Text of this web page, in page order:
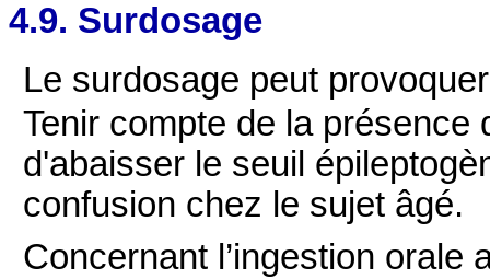
4.9. Surdosage
Le surdosage peut
Tenir compte de la
d'abaisser le seuil
confusion chez le sujet âgé.
Concernant l’ingestion orale